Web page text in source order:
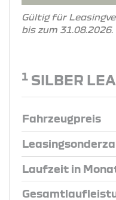
Gültig für
bis zum 31.08.2026.
1 SILBER
Fahrzeugpreis
Laufzeit in